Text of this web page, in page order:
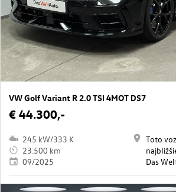
VW Golf Variant R 2.0 TSI 4MOT DS7
€ 44.300,-
245 kW/333 K
23.500 km
09/2025
Toto
Das